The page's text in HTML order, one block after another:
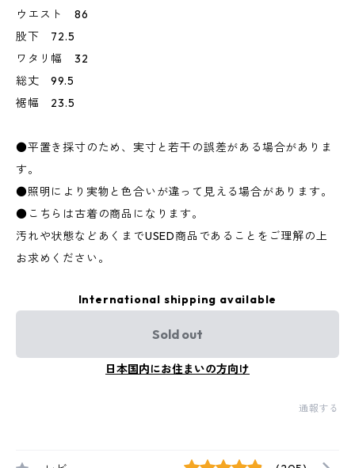
ウエスト 86
股下 72.5
ワタリ幅 32
総丈 99.5
裾幅 23.5
●平置き採寸のため、実寸と若干の誤差がある場合がありま
す。
●照明により実物と色合いが違って見える場合があります。
●こちらは古着の商品になります。
汚れや状態などあくまでUSED商品であることをご理解の上
お求めください。
International shipping available
Sold out
日本国内にお住まいの方向け
通報する